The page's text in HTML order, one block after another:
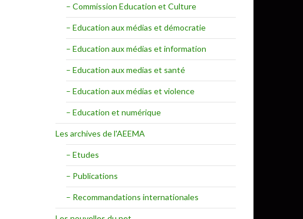
– Commission Education et Culture
– Education aux médias et démocratie
– Education aux médias et information
– Education aux medias et santé
– Education aux médias et violence
– Education et numérique
Les archives de l'AEEMA
– Etudes
– Publications
– Recommandations internationales